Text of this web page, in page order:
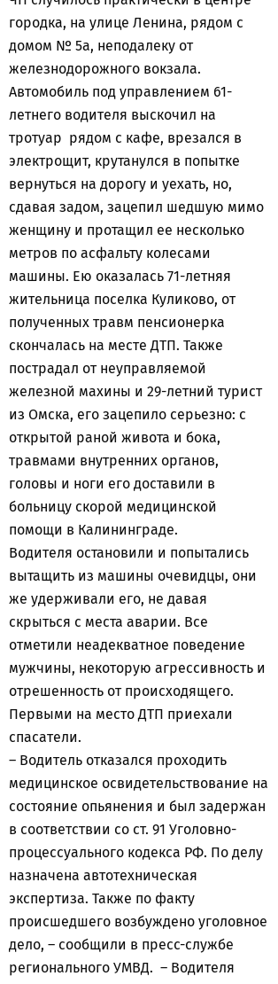
городка, на улице Ленина, рядом с
домом № 5а, неподалеку от
железнодорожного вокзала.
Автомобиль под управлением 61-
летнего водителя выскочил на
тротуар рядом с кафе, врезался в
электрощит, крутанулся в попытке
вернуться на дорогу и уехать, но,
сдавая задом, зацепил шедшую мимо
женщину и протащил ее несколько
метров по асфальту колесами
машины. Ею оказалась 71-летняя
жительница поселка Куликово, от
полученных травм пенсионерка
скончалась на месте ДТП. Также
пострадал от неуправляемой
железной махины и 29-летний турист
из Омска, его зацепило серьезно: с
открытой раной живота и бока,
травмами внутренних органов,
головы и ноги его доставили в
больницу скорой медицинской
помощи в Калининграде.
Водителя остановили и попытались
вытащить из машины очевидцы, они
же удерживали его, не давая
скрыться с места аварии. Все
отметили неадекватное поведение
мужчины, некоторую агрессивность и
отрешенность от происходящего.
Первыми на место ДТП приехали
спасатели.
– Водитель отказался проходить
медицинское освидетельствование на
состояние опьянения и был задержан
в соответствии со ст. 91 Уголовно-
процессуального кодекса РФ. По делу
назначена автотехническая
экспертиза. Также по факту
происшедшего возбуждено уголовное
дело, – сообщили в пресс-службе
регионального УМВД. – Водителя